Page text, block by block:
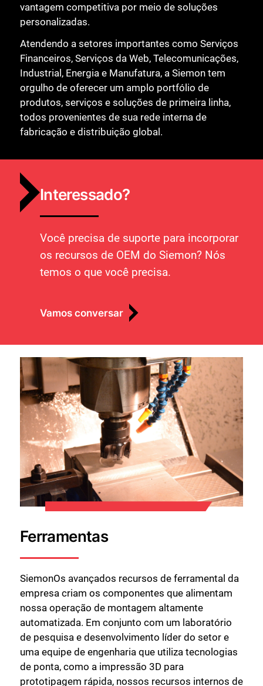
vantagem competitiva por meio de soluções
personalizadas.
Atendendo a setores importantes como Serviços
Financeiros, Serviços da Web, Telecomunicações,
Industrial, Energia e Manufatura, a Siemon tem
orgulho de oferecer um amplo portfólio de
produtos, serviços e soluções de primeira linha,
todos provenientes de sua rede interna de
fabricação e distribuição global.
Interessado?
Você precisa de suporte para incorporar
os recursos de OEM do Siemon? Nós
temos o que você precisa.
Vamos conversar
Ferramentas
SiemonOs avançados recursos de ferramental da
empresa criam os componentes que alimentam
nossa operação de montagem altamente
automatizada. Em conjunto com um laboratório
de pesquisa e desenvolvimento líder do setor e
uma equipe de engenharia que utiliza tecnologias
de ponta, como a impressão 3D para
prototipagem rápida, nossos recursos internos de